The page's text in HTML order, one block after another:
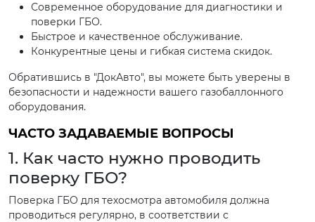
Современное оборудование для диагностики и
поверки ГБО.
Быстрое и качественное обслуживание.
Конкурентные цены и гибкая система скидок.
Обратившись в "ДокАвто", вы можете быть уверены в
безопасности и надежности вашего газобаллонного
оборудования.
ЧАСТО ЗАДАВАЕМЫЕ ВОПРОСЫ
1. Как часто нужно проводить
поверку ГБО?
Поверка ГБО для техосмотра автомобиля должна
проводиться регулярно, в соответствии с